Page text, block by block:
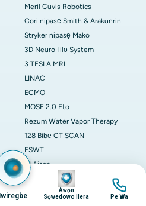
Iwiregbe
aworan
Awọn
Sọwedowo Ilera
aworan
Pe Wa
Meril Cuvis Robotics
Cori nipasẹ Smith & Arakunrin
Stryker nipasẹ Mako
3D Neuro-lilọ System
3 TESLA MRI
LINAC
ECMO
MOSE 2.0 Eto
Rezum Water Vapor Therapy
128 Bibẹ CT SCAN
ESWT
AI Aisan
Stereotactic Neurosurgery